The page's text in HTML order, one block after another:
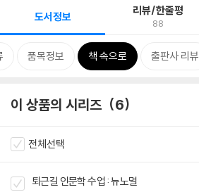
도서정보 리뷰/한줄평
88
품목정보 책 속으로 출판사 리뷰
이 상품의 시리즈 6
전체선택
퇴근길 인문학 수업 : 뉴노멀